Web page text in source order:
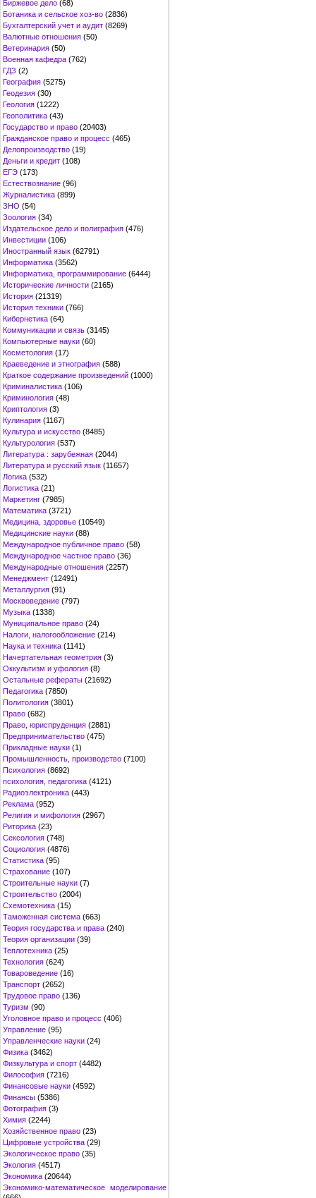
Биржевое дело (68)
Ботаника и сельское хоз-во (2836)
Бухгалтерский учет и аудит (8269)
Валютные отношения (50)
Ветеринария (50)
Военная кафедра (762)
ГДЗ (2)
География (5275)
Геодезия (30)
Геология (1222)
Геополитика (43)
Государство и право (20403)
Гражданское право и процесс (465)
Делопроизводство (19)
Деньги и кредит (108)
ЕГЭ (173)
Естествознание (96)
Журналистика (899)
ЗНО (54)
Зоология (34)
Издательское дело и полиграфия (476)
Инвестиции (106)
Иностранный язык (62791)
Информатика (3562)
Информатика, программирование (6444)
Исторические личности (2165)
История (21319)
История техники (766)
Кибернетика (64)
Коммуникации и связь (3145)
Компьютерные науки (60)
Косметология (17)
Краеведение и этнография (588)
Краткое содержание произведений (1000)
Криминалистика (106)
Криминология (48)
Криптология (3)
Кулинария (1167)
Культура и искусство (8485)
Культурология (537)
Литература : зарубежная (2044)
Литература и русский язык (11657)
Логика (532)
Логистика (21)
Маркетинг (7985)
Математика (3721)
Медицина, здоровье (10549)
Медицинские науки (88)
Международное публичное право (58)
Международное частное право (36)
Международные отношения (2257)
Менеджмент (12491)
Металлургия (91)
Москвоведение (797)
Музыка (1338)
Муниципальное право (24)
Налоги, налогообложение (214)
Наука и техника (1141)
Начертательная геометрия (3)
Оккультизм и уфология (8)
Остальные рефераты (21692)
Педагогика (7850)
Политология (3801)
Право (682)
Право, юриспруденция (2881)
Предпринимательство (475)
Прикладные науки (1)
Промышленность, производство (7100)
Психология (8692)
психология, педагогика (4121)
Радиоэлектроника (443)
Реклама (952)
Религия и мифология (2967)
Риторика (23)
Сексология (748)
Социология (4876)
Статистика (95)
Страхование (107)
Строительные науки (7)
Строительство (2004)
Схемотехника (15)
Таможенная система (663)
Теория государства и права (240)
Теория организации (39)
Теплотехника (25)
Технология (624)
Товароведение (16)
Транспорт (2652)
Трудовое право (136)
Туризм (90)
Уголовное право и процесс (406)
Управление (95)
Управленческие науки (24)
Физика (3462)
Физкультура и спорт (4482)
Философия (7216)
Финансовые науки (4592)
Финансы (5386)
Фотография (3)
Химия (2244)
Хозяйственное право (23)
Цифровые устройства (29)
Экологическое право (35)
Экология (4517)
Экономика (20644)
Экономико-математическое моделирование